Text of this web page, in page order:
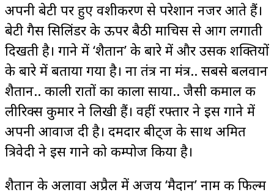
अपनी बेटी पर हुए वशीकरण से परेशान नजर आते हैं।
बेटी गैस सिलिंडर के ऊपर बैठी माचिस से आग लगाती
दिखती है। गाने में ‘शैतान’ के बारे में और उसकी शक्तियों
के बारे में बताया गया है। ना तंत्र ना मंत्र.. सबसे बलवान
शैतान.. काली रातों का काला साया.. जैसी कमाल की
लीरिक्स कुमार ने लिखी हैं। वहीं रफ्तार ने इस गाने में
अपनी आवाज दी है। दमदार बीट्ज के साथ अमित
त्रिवेदी ने इस गाने को कम्पोज किया है।
शैतान के अलावा अप्रैल में अजय ‘मैदान’ नाम की फिल्म